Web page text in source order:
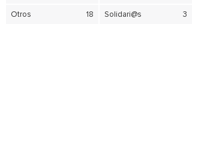
Otros 18 Solidari@s 3